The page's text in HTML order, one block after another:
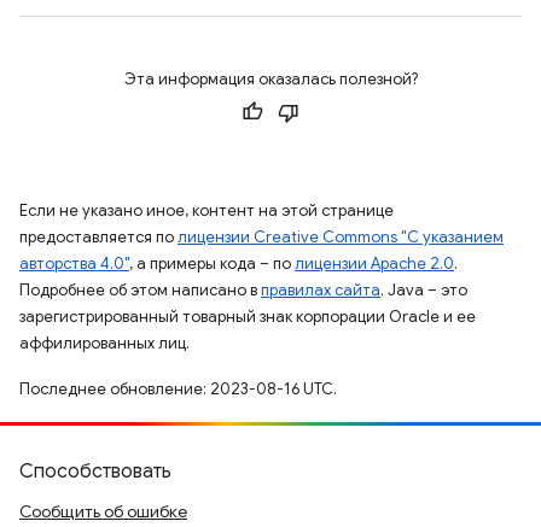
Эта информация оказалась полезной?
Если не указано иное, контент на этой странице
предоставляется полицензии Creative Commons "С указанием
авторства 4.0", а примеры кода – полицензии Apache 2.0.
Подробнее об этом написано вправилах сайта. Java – это
зарегистрированный товарный знак корпорации Oracle и ее
аффилированных лиц.
Последнее обновление: 2023-08-16 UTC.
Способствовать
Сообщить об ошибке